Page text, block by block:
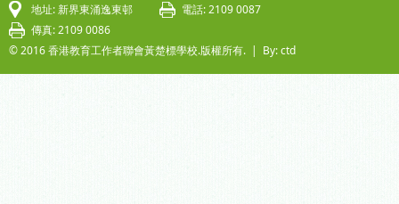
地址: 新界東涌逸東邨
電話: 2109 0087
傳真: 2109 0086
© 2016 香港教育工作者聯會黃楚標學校.版權所有. | By: ctd